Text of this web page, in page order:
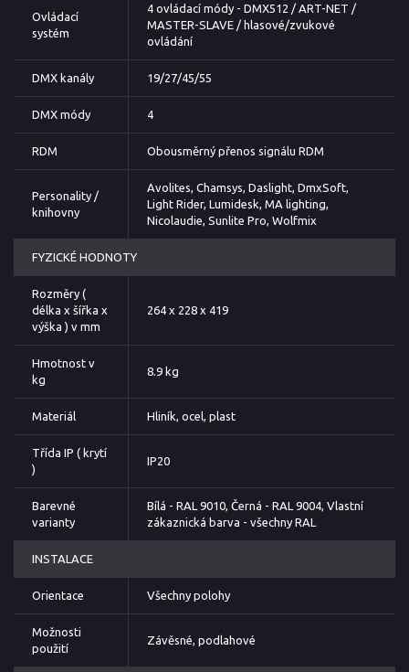
Ovládací
systém
4 ovládací módy - DMX512 / ART-NET /
MASTER-SLAVE / hlasové/zvukové
ovládání
DMX kanály 19/27/45/55
DMX módy 4
RDM Obousměrný přenos signálu RDM
Personality /
knihovny
Avolites, Chamsys, Daslight, DmxSoft,
Light Rider, Lumidesk, MA lighting,
Nicolaudie, Sunlite Pro, Wolfmix
FYZICKÉ HODNOTY
Rozměry (
délka x šířka x
výška ) v mm
264 x 228 x 419
Hmotnost v
kg
8.9 kg
Materiál Hliník, ocel, plast
Třída IP ( krytí
)
IP20
Barevné
varianty
Bílá - RAL 9010, Černá - RAL 9004, Vlastní
zákaznická barva - všechny RAL
INSTALACE
Orientace Všechny polohy
Možnosti
použití
Závěsné, podlahové